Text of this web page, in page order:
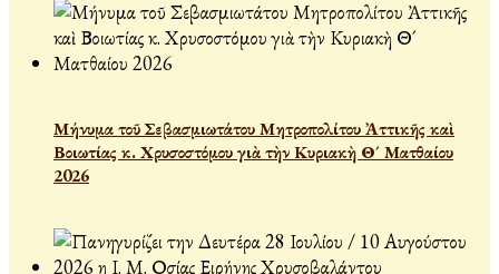
Μήνυμα τοῦ Σεβασμιωτάτου Μητροπολίτου Ἀττικῆς καὶ
Βοιωτίας κ. Χρυσοστόμου γιὰ τὴν Κυριακὴ Θ´ Ματθαίου
2026